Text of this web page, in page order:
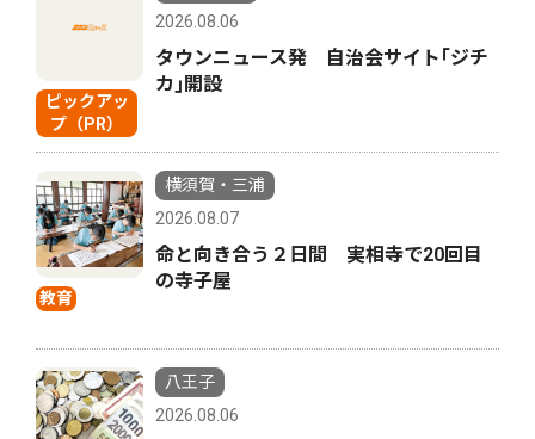
ピックアッ
プ（PR）
2026.08.06
タウンニュース発 自治会サイト｢ジチ
カ｣開設
教育
横須賀・三浦
2026.08.07
命と向き合う２日間 実相寺で20回目
の寺子屋
八王子
2026.08.06